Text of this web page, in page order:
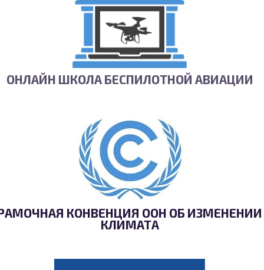
ОНЛАЙН ШКОЛА БЕСПИЛОТНОЙ АВИАЦИИ
КОНВЕНЦИЯ ООН ОБ ИЗМЕНЕНИИ
КЛИМАТА